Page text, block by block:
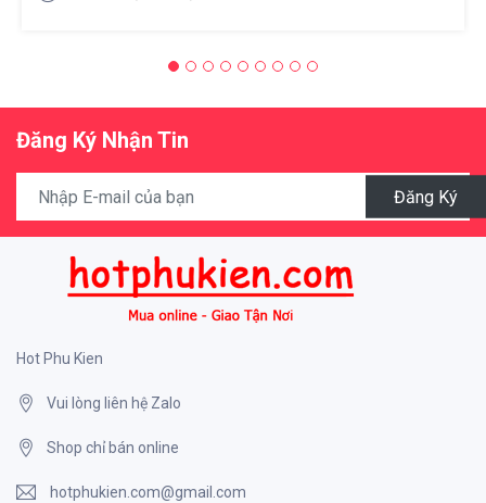
Đăng Ký Nhận Tin
Đăng Ký
Hot Phu Kien
Vui lòng liên hệ Zalo
Shop chỉ bán online
hotphukien.com@gmail.com